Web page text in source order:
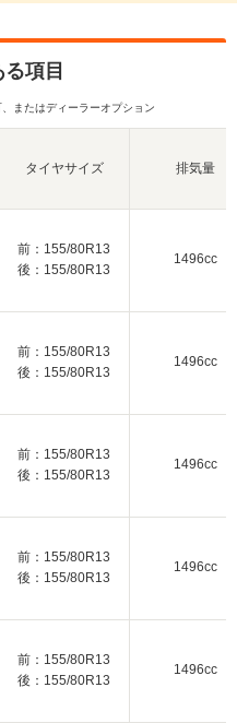
項目
またはディーラーオプション
タイヤサイズ 排気量
前：155/80R13
後：155/80R13
1496cc
前：155/80R13
後：155/80R13
1496cc
前：155/80R13
後：155/80R13
1496cc
前：155/80R13
後：155/80R13
1496cc
前：155/80R13
後：155/80R13
1496cc